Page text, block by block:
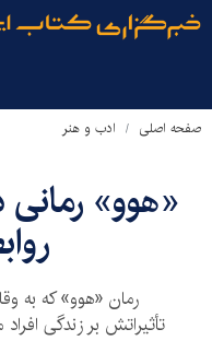
صفحه اصلی ادب و هنر
«هوو» رمانی
رمان «هوو» که
تأثیراتش بر زندگی